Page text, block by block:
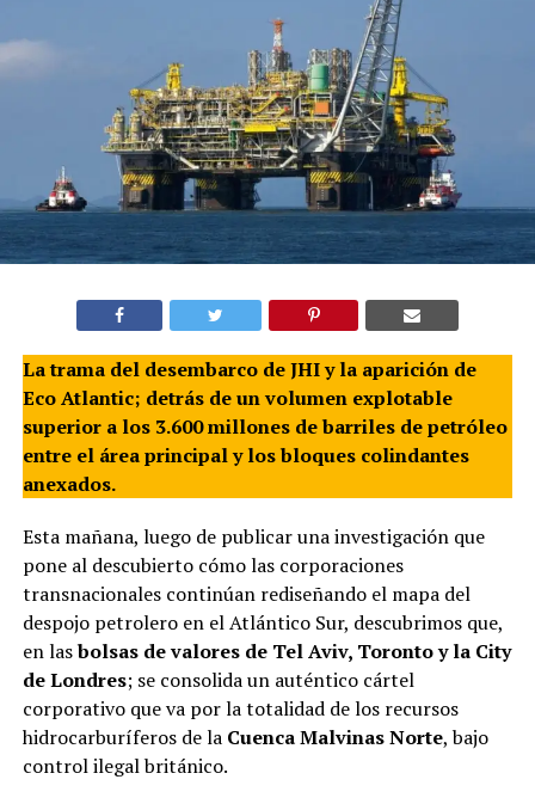
La trama del desembarco de JHI y la aparición de
Eco Atlantic; detrás de un volumen explotable
superior a los 3.600 millones de barriles de petróleo
entre el área principal y los bloques colindantes
anexados.
Esta mañana, luego de publicar una investigación que
pone al descubierto cómo las corporaciones
transnacionales continúan rediseñando el mapa del
despojo petrolero en el Atlántico Sur, descubrimos que,
en lasbolsas de valores de Tel Aviv, Toronto y la City
de Londres; se consolida un auténtico cártel
corporativo que va por la totalidad de los recursos
hidrocarburíferos de la Cuenca Malvinas Norte, bajo
control ilegal británico.